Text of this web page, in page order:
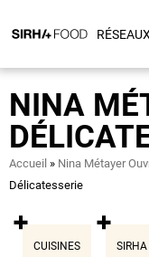
au
principal
NINA
Fil
d'Ariane
Accueil Nina Métayer
Délicatesserie
CUISINES SIRHA